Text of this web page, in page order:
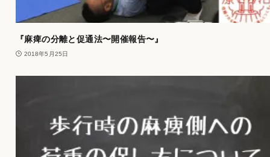
『麻痺の分離と促通法〜開催報告〜』
2018年5月25日